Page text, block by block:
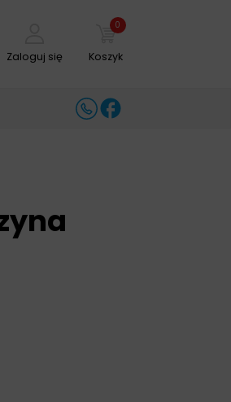
Zaloguj się
0
Koszyk